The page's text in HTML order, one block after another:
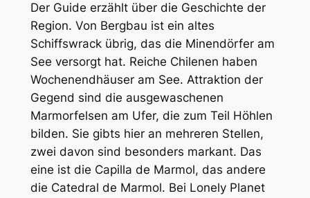
Der Guide erzählt über die Geschichte der
Region. Von Bergbau ist ein altes
Schiffswrack übrig, das die Minendörfer am
See versorgt hat. Reiche Chilenen haben
Wochenendhäuser am See. Attraktion der
Gegend sind die ausgewaschenen
Marmorfelsen am Ufer, die zum Teil Höhlen
bilden. Sie gibts hier an mehreren Stellen,
zwei davon sind besonders markant. Das
eine ist die Capilla de Marmol, das andere
die Catedral de Marmol. Bei Lonely Planet